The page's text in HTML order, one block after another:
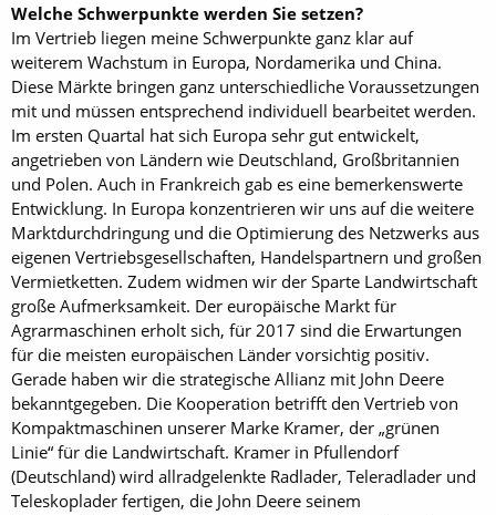
Welche Schwerpunkte werden Sie setzen?
Im Vertrieb liegen meine Schwerpunkte ganz klar auf
weiterem Wachstum in Europa, Nordamerika und China.
Diese Märkte bringen ganz unterschiedliche Voraussetzungen
mit und müssen entsprechend individuell bearbeitet werden.
Im ersten Quartal hat sich Europa sehr gut entwickelt,
angetrieben von Ländern wie Deutschland, Großbritannien
und Polen. Auch in Frankreich gab es eine bemerkenswerte
Entwicklung. In Europa konzentrieren wir uns auf die weitere
Marktdurchdringung und die Optimierung des Netzwerks aus
eigenen Vertriebsgesellschaften, Handelspartnern und großen
Vermietketten. Zudem widmen wir der Sparte Landwirtschaft
große Aufmerksamkeit. Der europäische Markt für
Agrarmaschinen erholt sich, für 2017 sind die Erwartungen
für die meisten europäischen Länder vorsichtig positiv.
Gerade haben wir die strategische Allianz mit John Deere
bekanntgegeben. Die Kooperation betrifft den Vertrieb von
Kompaktmaschinen unserer Marke Kramer, der „grünen
Linie“ für die Landwirtschaft. Kramer in Pfullendorf
(Deutschland) wird allradgelenkte Radlader, Teleradlader und
Teleskoplader fertigen, die John Deere seinem